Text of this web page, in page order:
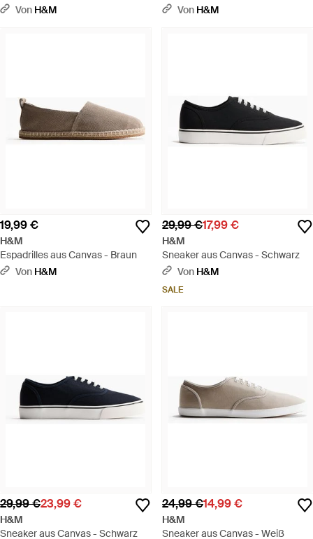
Von H&M
Von H&M
19,99 €
H&M
Espadrilles aus Canvas - Braun
Von H&M
29,99 €17,99 €
H&M
Sneaker aus Canvas - Schwarz
Von H&M
SALE
29,99 €23,99 €
H&M
Sneaker aus Canvas - Schwarz
24,99 €14,99 €
H&M
Sneaker aus Canvas - Weiß